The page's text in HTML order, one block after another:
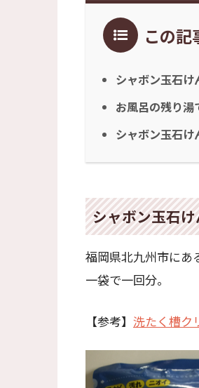
この記
シャボン玉石け
お風呂の残り湯
シャボン玉石け
シャボン玉石
福岡県北九州市にあ
一袋で一回分。
【参考】 洗たく槽ク